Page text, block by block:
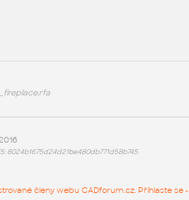
8024b1675d24d21be480db771d58b745
členy webu CADforum.cz. Přihlaste se -